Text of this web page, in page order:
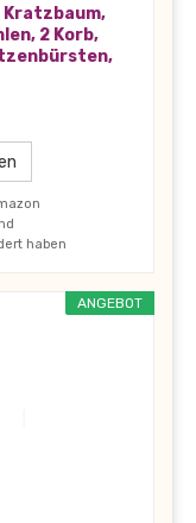
Kratzbaum,
2 Korb,
haben
ANGEBOT